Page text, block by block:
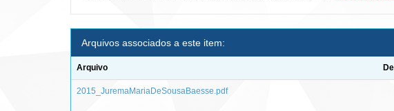
Arquivos associados a este item:
Arquivo
2015_JuremaMariaDeSousaBaesse.pdf